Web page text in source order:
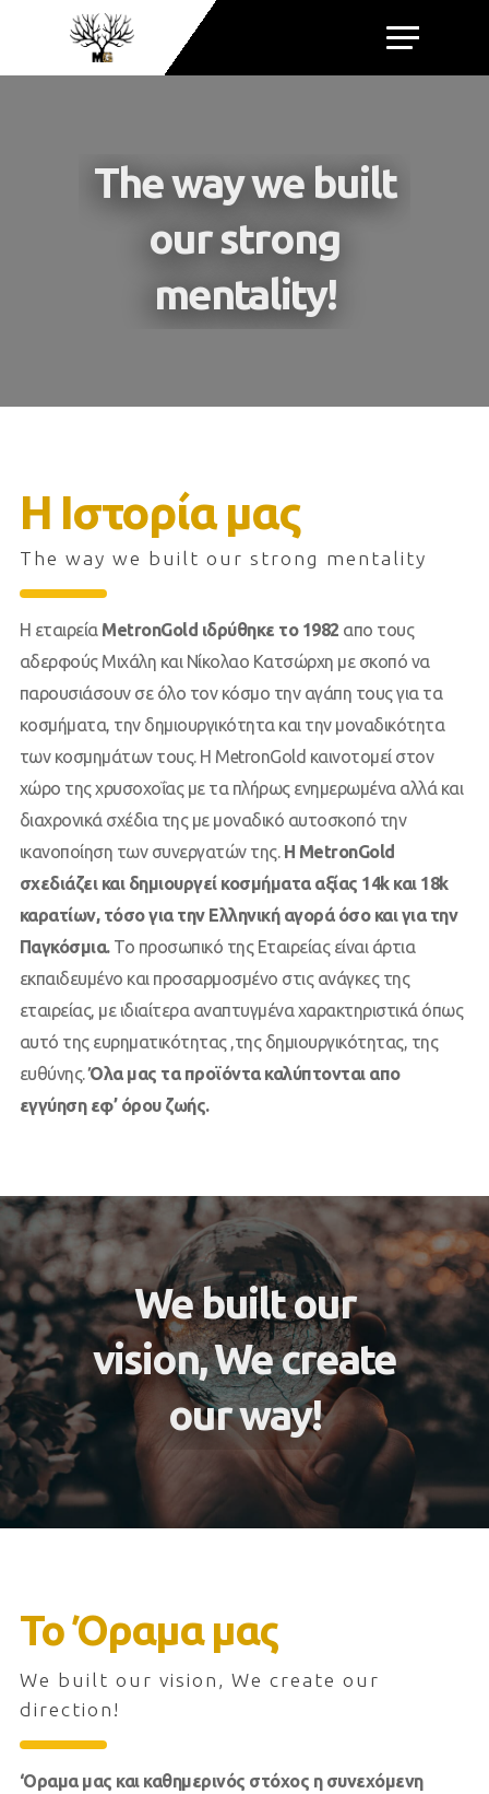
The way we built
our strong
mentality!
Η Ιστορία μας
The way we built our strong mentality
Η εταιρεία MetronGold ιδρύθηκε το 1982 απο τους
αδερφούς Μιχάλη και Νίκολαο Κατσώρχη με σκοπό να
παρουσιάσουν σε όλο τον κόσμο την αγάπη τους για τα
κοσμήματα, την δημιουργικότητα και την μοναδικότητα
των κοσμημάτων τους. Η MetronGold καινοτομεί στον
χώρο της χρυσοχοΐας με τα πλήρως ενημερωμένα αλλά και
διαχρονικά σχέδια της με μοναδικό αυτοσκοπό την
ικανοποίηση των συνεργατών της. Η MetronGold
σχεδιάζει και δημιουργεί κοσμήματα αξίας 14k και 18k
καρατίων, τόσο για την Ελληνική αγορά όσο και για την
Παγκόσμια.Το προσωπικό της Εταιρείας είναι άρτια
εκπαιδευμένο και προσαρμοσμένο στις ανάγκες της
εταιρείας, με ιδιαίτερα αναπτυγμένα χαρακτηριστικά όπως
αυτό της ευρηματικότητας ,της δημιουργικότητας, της
ευθύνης.Όλα μας τα προϊόντα καλύπτονται απο
εγγύηση εφ’ όρου ζωής.
Το Όραμα μας
We built our vision, We create our
direction!
‘Οραμα μας και καθημερινός στόχος η συνεχόμενη
We built our
vision, We create
our way!